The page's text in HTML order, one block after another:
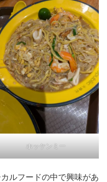
ホッケンミー
ルフードの中で興味があ